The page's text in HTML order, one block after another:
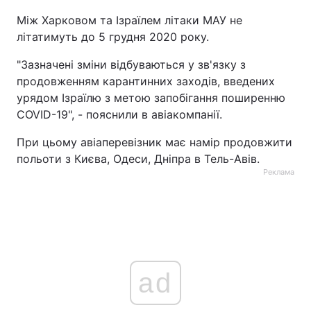
Між Харковом та Ізраїлем літаки МАУ не
літатимуть до 5 грудня 2020 року.
"Зазначені зміни відбуваються у зв'язку з
продовженням карантинних заходів, введених
урядом Ізраїлю з метою запобігання поширенню
COVID-19", - пояснили в авіакомпанії.
При цьому авіаперевізник має намір продовжити
польоти з Києва, Одеси, Дніпра в Тель-Авів.
Реклама
ad